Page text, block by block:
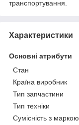
транспортування.
Характеристики
Основні атрибути
Стан
Країна виробник
Тип запчастини
Тип техніки
Сумісність з маркою